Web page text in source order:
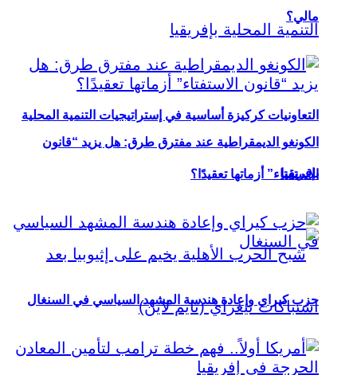
التعاونيات كركيزة أساسية في إستراتيجيات التنمية المحلية
بإفريقيا
مالي؟
الكونغو الديمقراطية عند مفترق طرق: هل يزيد “قانون
الاستفتاء” أزماتها تعقيدًا؟
حزب كيراي وإعادة هندسة المشهد السياسي في السنغال